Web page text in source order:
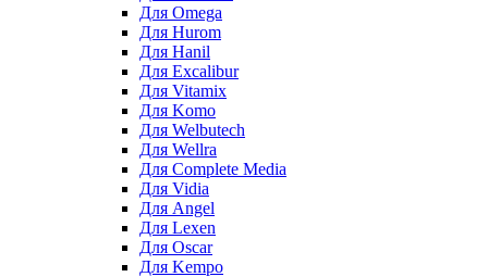
Для Omega
Для Hurom
Для Hanil
Для Excalibur
Для Vitamix
Для Komo
Для Welbutech
Для Wellra
Для Complete Media
Для Vidia
Для Angel
Для Lexen
Для Oscar
Для Kempo